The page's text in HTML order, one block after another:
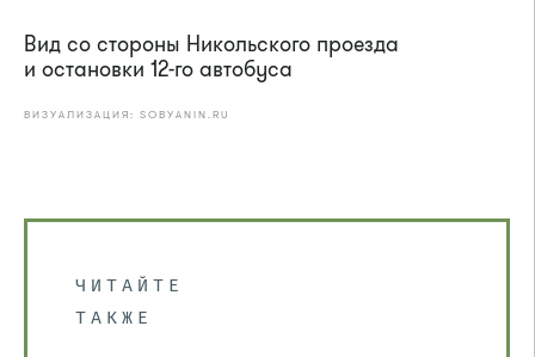
Вид со стороны Никольского проезда
и остановки 12-го автобуса
ВИЗУАЛИЗАЦИЯ: SOBYANIN.RU
ЧИТАЙТЕ
ТАКЖЕ